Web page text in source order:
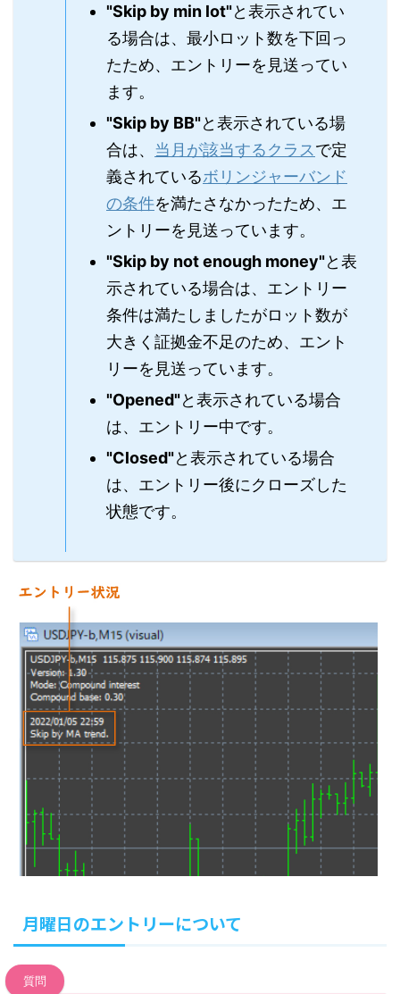
"Skip by min lot"と表示されてい
る場合は、最小ロット数を下回っ
たため、エントリーを見送ってい
ます。
"Skip by BB"と表示されている場
合は、 当月が該当するクラスで定
義されているボリンジャーバンド
の条件を満たさなかったため、エ
ントリーを見送っています。
"Skip by not enough money"と表
示されている場合は、エントリー
条件は満たしましたがロット数が
大きく証拠金不足のため、エント
リーを見送っています。
"Opened"と表示されている場合
は、エントリー中です。
"Closed"と表示されている場合
は、エントリー後にクローズした
状態です。
月曜日のエントリーについて
質問